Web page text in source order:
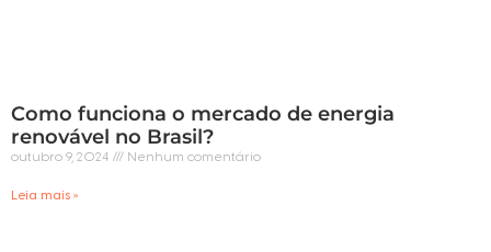
Como funciona o mercado de energia
renovável no Brasil?
outubro 9, 2024 Nenhum comentário
Leia mais »